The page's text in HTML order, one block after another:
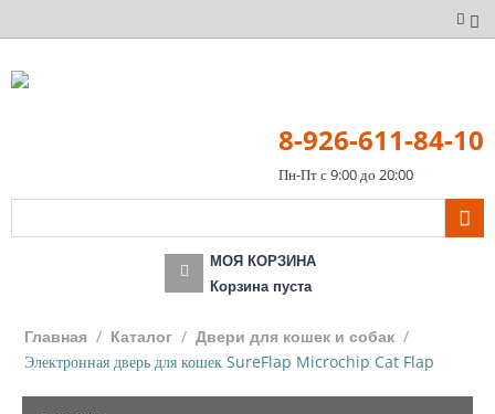
8-926-611-84-10
Пн-Пт с 9:00 до 20:00
МОЯ КОРЗИНА
Корзина пуста
Главная / Каталог / Двери для кошек и собак /
Электронная дверь для кошек SureFlap Microchip Cat Flap